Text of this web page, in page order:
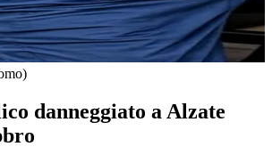
)
danneggiato a Alzate